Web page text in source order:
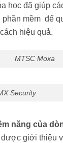
học đã giúp
mềm. để
hiệu quả.
MTSC Moxa
Security
năng của
giới thiệu